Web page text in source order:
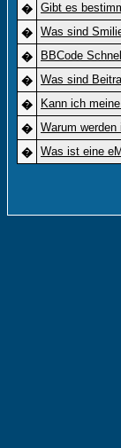
� Gibt es
� Was sind
�
BBCode
� Was sind
�
Kann ich
� Warum
� Was ist eine